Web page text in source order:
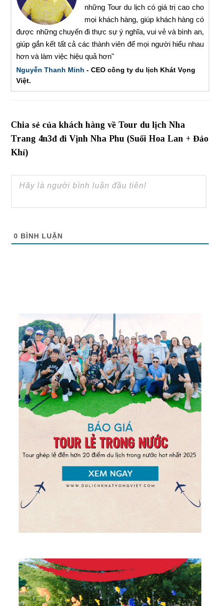
những Tour du lịch có giá trị cao cho
mọi khách hàng, giúp khách hàng có
được những chuyến đi thực sự ý nghĩa, vui vẻ và bình an,
giúp gắn kết tất cả các thành viên để mọi người hiểu nhau
hơn và làm việc hiệu quả hơn"
Nguyễn Thanh Minh - CEO công ty du lịch Khát Vọng
Việt.
Chia sẻ của khách hàng về Tour du lịch Nha
Trang 4n3đ đi Vịnh Nha Phu (Suối Hoa Lan + Đảo
Khỉ)
0 BÌNH LUẬN